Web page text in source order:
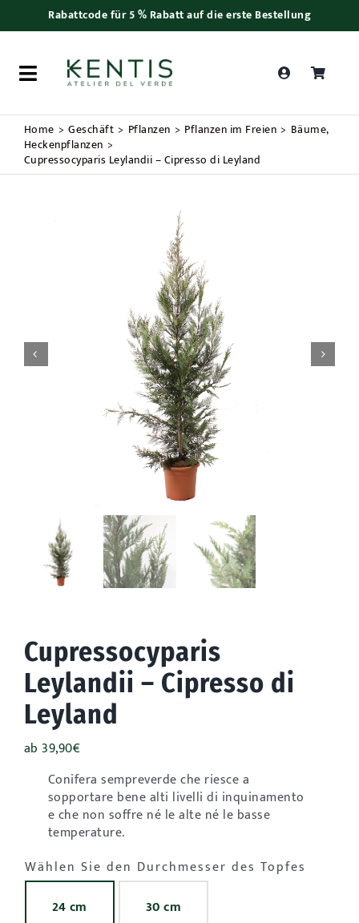
Rabattcode für 5 % Rabatt auf die erste Bestellung
Toggle
Navigation
Products
search
Zubehör
Home Geschäft Pflanzen Pflanzen im Freien
Bäume
Heckenpflanzen
Cupressocyparis Leylandii – Cipresso di Leyland
 
Cupressocyparis
Leylandii – Cipresso di
Leyland
ab39,90€
Conifera sempreverde che riesce a
sopportare bene alti livelli di inquinamento
e che non soffre né le alte né le basse
temperature.
Wählen Sie den Durchmesser des Topfes
24 cm 30 cm